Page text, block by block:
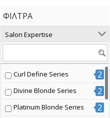
ΦΊΛΤΡΑ
Salon Expertise
Curl Define Series 2
Divine Blonde Series 2
Platinum Blonde Series 2